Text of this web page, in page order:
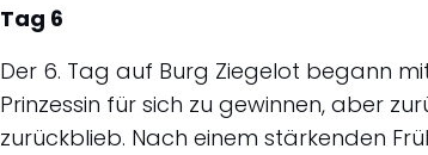
Tag 6
Der 6. Tag auf Burg Ziegelot begann
Prinzessin für sich zu gewinnen, aber
zurückblieb. Nach einem stärkenden